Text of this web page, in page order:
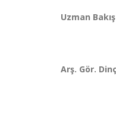
Uzman
Arş. Gör.